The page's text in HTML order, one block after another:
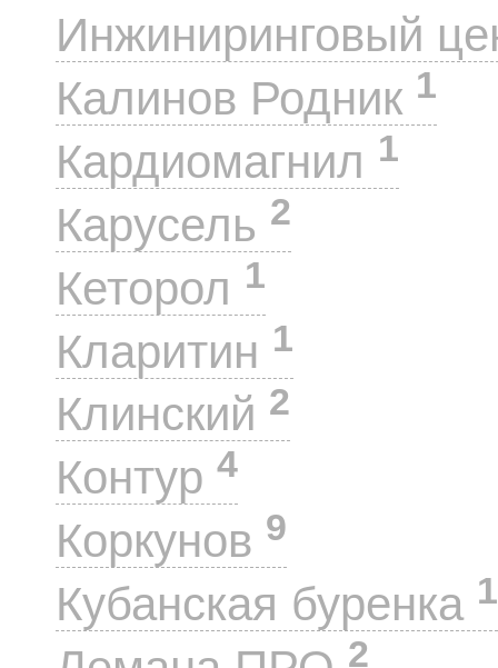
Инжиниринговый
Калинов Родник 1
Кардиомагнил 1
Карусель 2
Кеторол 1
Кларитин 1
Клинский 2
Контур 4
Коркунов 9
Кубанская буренка 1
2